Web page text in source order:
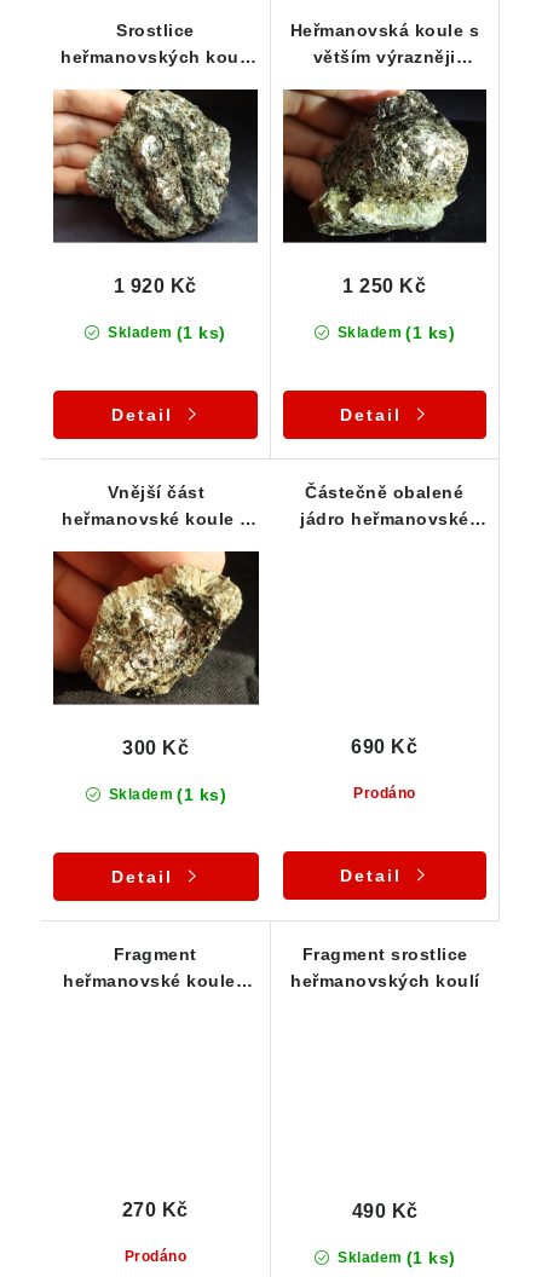
Srostlice
heřmanovských koulí
Heřmanov u Křižanova
Skladem (1 ks)
1 920 Kč
Detail
Heřmanovská koule s
větším výrazněji
jádry
Skladem (1 ks)
1 250 Kč
Detail
Vnější část
heřmanovské koule s
járda
Skladem (1 ks)
300 Kč
Detail
Částečně obalené
jádro heřmanovské
Prodáno
690 Kč
Detail
Fragment
heřmanovské koule -
Prodáno
270 Kč
Fragment srostlice
heřmanovských koulí
Skladem (1 ks)
490 Kč